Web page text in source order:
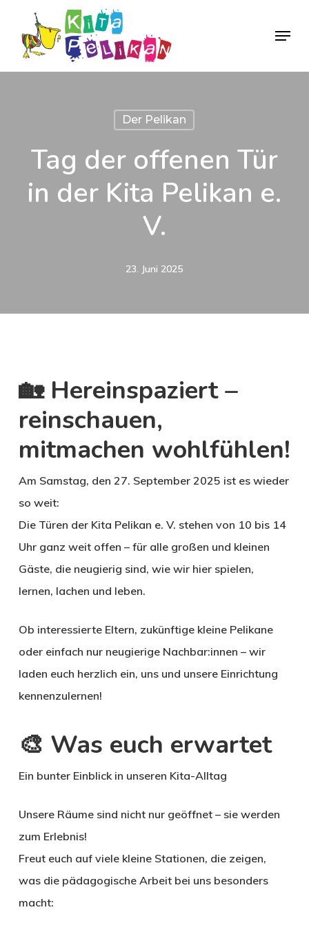
main
Menu
Der Pelikan
Tag der offenen Tür
in der Kita Pelikan e.
V.
23. Juni 2025
🏡 Hereinspaziert –
reinschauen,
mitmachen wohlfühlen!
Am Samstag, den 27. September 2025 ist es wieder
so weit:
Die Türen der Kita Pelikan e. V. stehen von 10 bis 14
Uhrganz weit offen – für alle großen und kleinen
Gäste, die neugierig sind, wie wir hier spielen,
lernen, lachen und leben.
Ob interessierte Eltern, zukünftige kleine Pelikane
oder einfach nur neugierige Nachbar:innen – wir
laden euch herzlich ein, uns und unsere Einrichtung
kennenzulernen!
🎨 Was euch erwartet
Ein bunter Einblick in unseren Kita-Alltag
Unsere Räume sind nicht nur geöffnet – sie werden
zum Erlebnis!
Freut euch auf viele kleine Stationen, die zeigen,
was die pädagogische Arbeit bei uns besonders
macht:
Close